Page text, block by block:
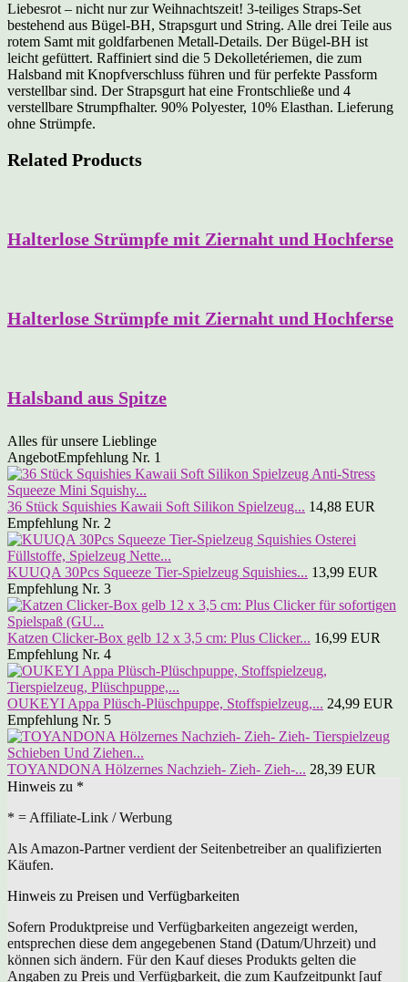
Liebesrot – nicht nur zur Weihnachtszeit! 3-teiliges Straps-Set
bestehend aus Bügel-BH, Strapsgurt und String. Alle drei Teile aus
rotem Samt mit goldfarbenen Metall-Details. Der Bügel-BH ist
leicht gefüttert. Raffiniert sind die 5 Dekolletériemen, die zum
Halsband mit Knopfverschluss führen und für perfekte Passform
verstellbar sind. Der Strapsgurt hat eine Frontschließe und 4
verstellbare Strumpfhalter. 90% Polyester, 10% Elasthan. Lieferung
ohne Strümpfe.
Related Products
Halterlose Strümpfe mit Ziernaht und Hochferse
Halterlose Strümpfe mit Ziernaht und Hochferse
Halsband aus Spitze
Alles für unsere Lieblinge
AngebotEmpfehlung Nr. 1
36 Stück Squishies Kawaii Soft Silikon Spielzeug... 14,88 EUR
Empfehlung Nr. 2
KUUQA 30Pcs Squeeze Tier-Spielzeug Squishies... 13,99 EUR
Empfehlung Nr. 3
Katzen Clicker-Box gelb 12 x 3,5 cm: Plus Clicker... 16,99 EUR
Empfehlung Nr. 4
OUKEYI Appa Plüsch-Plüschpuppe, Stoffspielzeug,... 24,99 EUR
Empfehlung Nr. 5
TOYANDONA Hölzernes Nachzieh- Zieh- Zieh-... 28,39 EUR
Hinweis zu *
* = Affiliate-Link / Werbung
Als Amazon-Partner verdient der Seitenbetreiber an qualifizierten
Käufen.
Hinweis zu Preisen und Verfügbarkeiten
Sofern Produktpreise und Verfügbarkeiten angezeigt werden,
entsprechen diese dem angegebenen Stand (Datum/Uhrzeit) und
können sich ändern. Für den Kauf dieses Produkts gelten die
Angaben zu Preis und Verfügbarkeit, die zum Kaufzeitpunkt [auf